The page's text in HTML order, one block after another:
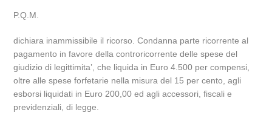
P.Q.M.
dichiara inammissibile il ricorso. Condanna parte ricorrente al
pagamento in favore della controricorrente delle spese del
giudizio di legittimita’, che liquida in Euro 4.500 per compensi,
oltre alle spese forfetarie nella misura del 15 per cento, agli
esborsi liquidati in Euro 200,00 ed agli accessori, fiscali e
previdenziali, di legge.